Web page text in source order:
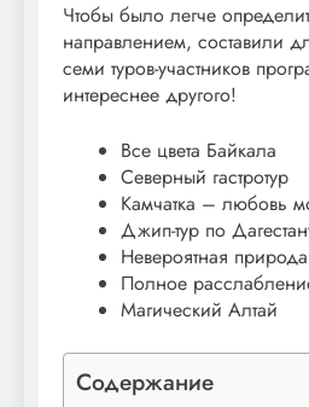
Чтобы было легче
направлением, составили
семи туров-участников
интереснее другого!
Все цвета Байкала
Северный гастротур
Камчатка – любовь
Джип-тур по
Невероятная
Полное
Магический Алтай
Содержание